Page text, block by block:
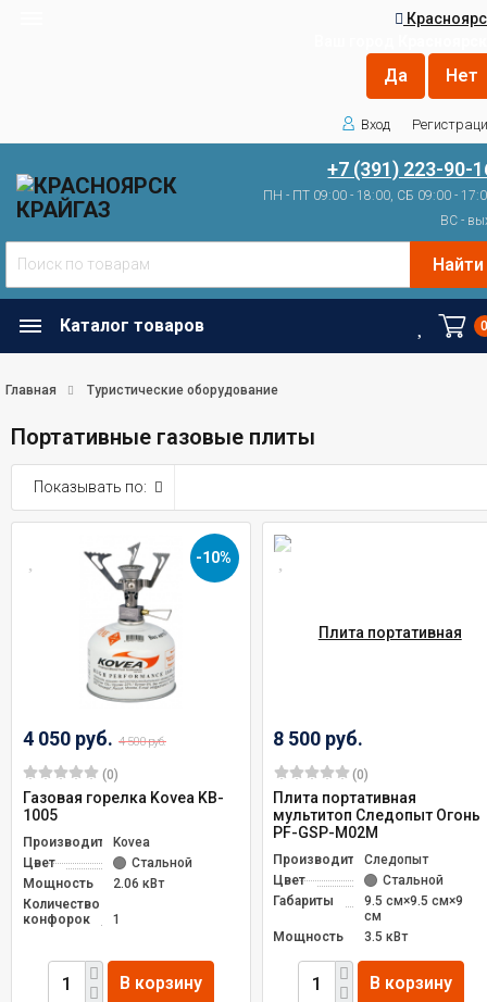
Вход
+7 (391) 223-90-
ПН - ПТ 09:00 - 18:00, СБ 09:00 -
ВС -
Найти
Каталог товаров
Главная Туристические оборудование
Портативные газовые плиты
Показывать по:
-10%
4 050 руб. 4 500 руб.
(0)
Газовая горелка Kovea KB-
1005
ПроизводительKovea
Цвет
Стальной
Мощность
2.06 кВт
Количество
конфорок
1
В корзину
8 500 руб.
(0)
Плита портативная
мультитоп Следопыт Огонь
PF-GSP-М02М
ПроизводительСледопыт
Цвет
Стальной
Габариты
9.5 см×9.5 см×9
см
Мощность
3.5 кВт
В корзину